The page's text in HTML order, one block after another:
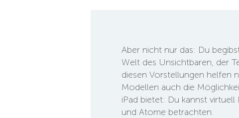
Aber nicht nur das: Du
Welt des Unsichtbaren, der
diesen Vorstellungen helfen
Modellen auch die
iPad bietet: Du kannst
und Atome betrachten.